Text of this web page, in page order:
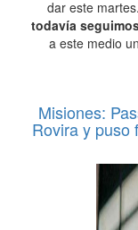
dar este martes.
todavía
a este medio
Misiones:
Rovira y puso